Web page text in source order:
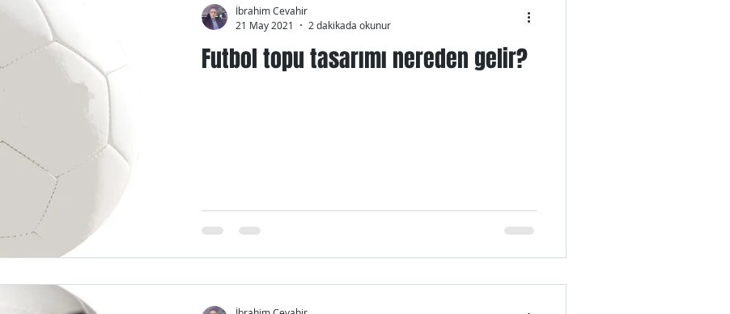
Futbol topu tasarımı nereden gelir?
İbrahim Cevahir
21 May 2021
2 dakikada okunur